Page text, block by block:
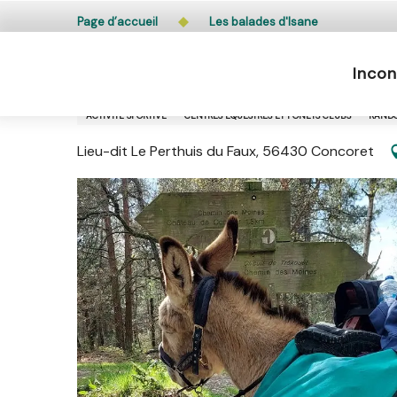
au
L’accès du public aux bois, massifs forestiers et
Page d’accueil Les balades d'Isane
ACTIVITÉ SPORTIVE CENTRES ÉQUESTRES ET PONEYS CLUBS
Lieu-dit Le Perthuis du Faux, 56430 Concoret